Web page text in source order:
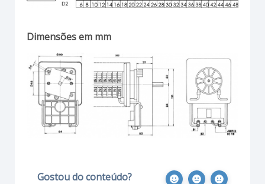
Dimensões em mm
Gostou do conteúdo?